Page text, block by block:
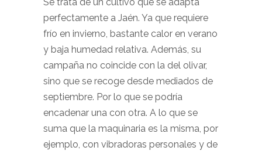
perfectamente a Jaén. Ya que requiere
frío en invierno, bastante calor en verano
y baja humedad relativa. Además, su
campaña no coincide con la del olivar,
sino que se recoge desde mediados de
septiembre. Por lo que se podría
encadenar una con otra. A lo que se
suma que la maquinaria es la misma, por
ejemplo, con vibradoras personales y de